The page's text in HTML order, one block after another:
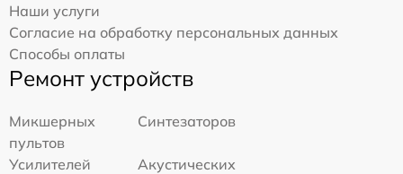
Наши услуги
Согласие на обработку персональных данных
Способы оплаты
Ремонт устройств
Микшерных
пультов
Синтезаторов
Усилителей
Акустических